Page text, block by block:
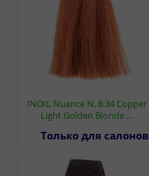
INOIL Nuance N. 8.34 Copper
Light Golden Blonde …
Только для салонов